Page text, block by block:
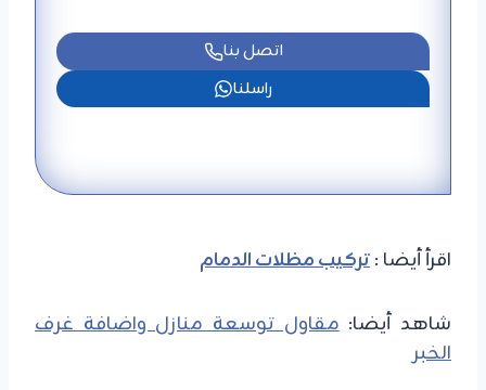
اتصل بنا
راسلنا
اقرأ أيضا :تركيب مظلات الدمام
شاهد أيضا:مقاول توسعة منازل واضافة غرف
الخبر